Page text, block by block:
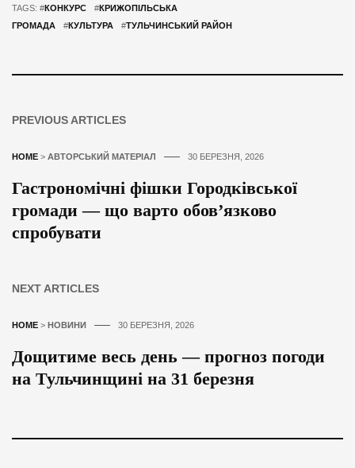
TAGS: #КОНКУРС #КРИЖОПІЛЬСЬКА
ГРОМАДА
#КУЛЬТУРА #ТУЛЬЧИНСЬКИЙ РАЙОН
PREVIOUS ARTICLES
HOME > АВТОРСЬКИЙ МАТЕРІАЛ 30 БЕРЕЗНЯ, 2026
Гастрономічні фішки Городківської
громади — що варто обов’язково
спробувати
NEXT ARTICLES
HOME > НОВИНИ 30 БЕРЕЗНЯ, 2026
Дощитиме весь день — прогноз погоди
на Тульчинщині на 31 березня